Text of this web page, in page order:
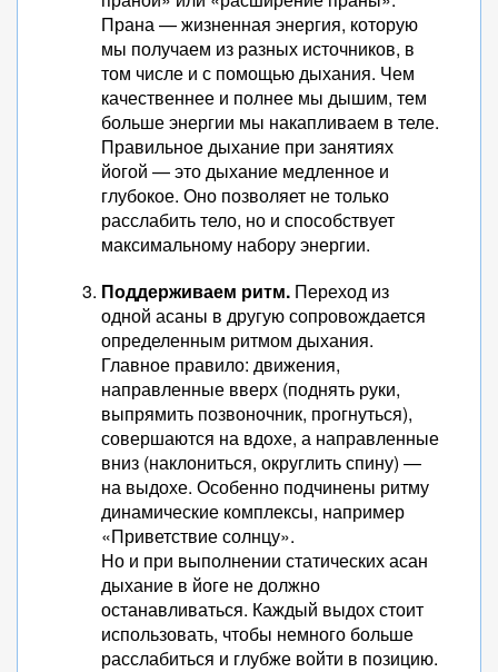
Прана — жизненная энергия, которую
мы получаем из разных источников, в
том числе и с помощью дыхания. Чем
качественнее и полнее мы дышим, тем
больше энергии мы накапливаем в теле.
Правильное дыхание при занятиях
йогой — это дыхание медленное и
глубокое. Оно позволяет не только
расслабить тело, но и способствует
максимальному набору энергии.
Поддерживаем ритм. Переход из
одной асаны в другую сопровождается
определенным ритмом дыхания.
Главное правило: движения,
направленные вверх (поднять руки,
выпрямить позвоночник, прогнуться),
совершаются на вдохе, а направленные
вниз (наклониться, округлить спину) —
на выдохе. Особенно подчинены ритму
динамические комплексы, например
«Приветствие солнцу».
Но и при выполнении статических асан
дыхание в йоге не должно
останавливаться. Каждый выдох стоит
использовать, чтобы немного больше
расслабиться и глубже войти в позицию.